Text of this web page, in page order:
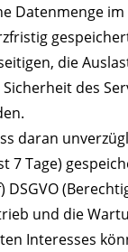
Datenmenge
die
des
daran
7 Tage)
und die
Interesses